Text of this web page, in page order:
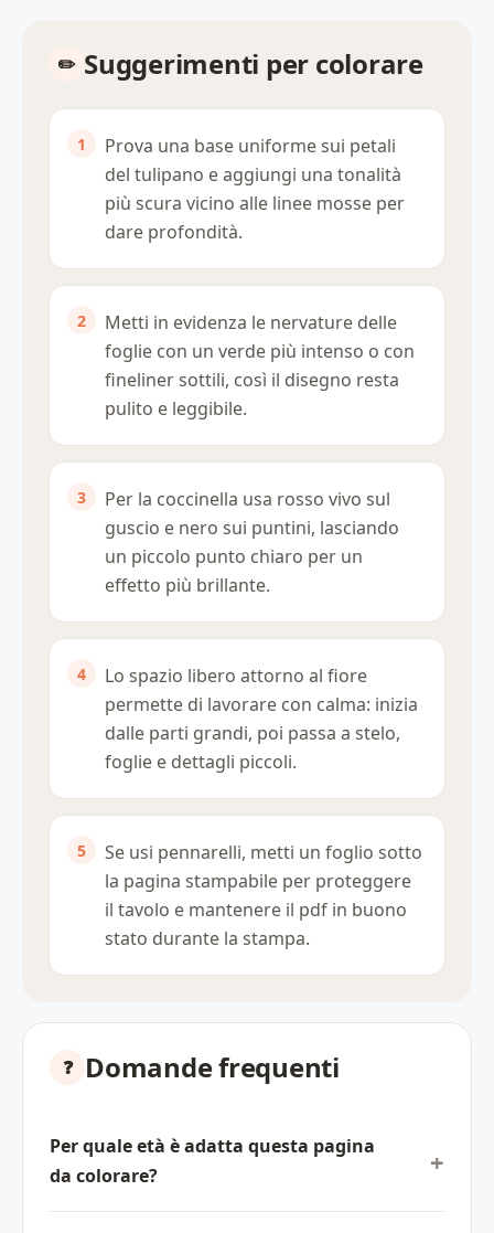
Suggerimenti per colorare
Prova una base uniforme sui petali
del tulipano e aggiungi una tonalità
più scura vicino alle linee mosse per
dare profondità.
Metti in evidenza le nervature delle
foglie con un verde più intenso o con
fineliner sottili, così il disegno resta
pulito e leggibile.
Per la coccinella usa rosso vivo sul
guscio e nero sui puntini, lasciando
un piccolo punto chiaro per un
effetto più brillante.
Lo spazio libero attorno al fiore
permette di lavorare con calma: inizia
dalle parti grandi, poi passa a stelo,
foglie e dettagli piccoli.
Se usi pennarelli, metti un foglio sotto
la pagina stampabile per proteggere
il tavolo e mantenere il pdf in buono
stato durante la stampa.
Domande frequenti
Per quale età è adatta questa pagina
da colorare?